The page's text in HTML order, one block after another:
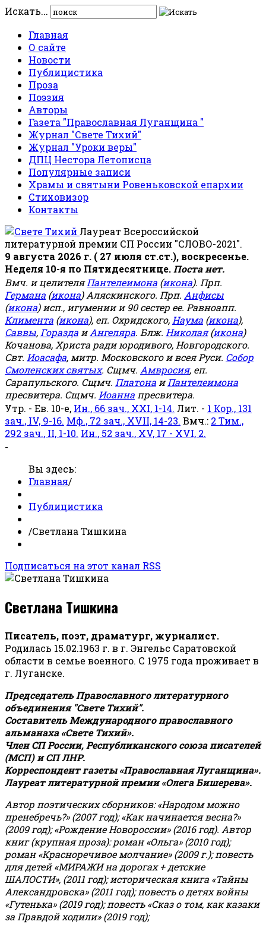
Искать...
Главная
О сайте
Новости
Публицистика
Проза
Поэзия
Авторы
Газета "Православная Луганщина "
Журнал "Свете Тихий"
Журнал "Уроки веры"
ДПЦ Нестора Летописца
Популярные записи
Храмы и святыни Ровеньковской епархии
Стиховизор
Контакты
Лауреат Всероссийской
литературной премии СП России "СЛОВО-2021".
9 августа 2026 г. ( 27 июля ст.ст.), воскресенье.
Неделя 10-я по Пятидесятнице. Поста нет.
Вмч. и целителяПантелеимона (икона). Прп.
Германа (икона) Аляскинского. Прп. Анфисы
(икона) исп., игумении и 90 сестер ее. Равноапп.
Климента (икона), еп. Охридского, Наума (икона),
Саввы, Горазда иАнгеляра. Блж. Николая(икона)
Кочанова, Христа ради юродивого, Новгородского.
Свт. Иоасафа, митр. Московского и всея Руси. Собор
Смоленских святых. Сщмч. Амвросия, еп.
Сарапульского. Сщмч. Платона иПантелеимона
пресвитера. Сщмч. Иоанна пресвитера.
Утр. - Ев. 10-е, Ин., 66 зач., XXI, 1-14. Лит. - 1 Кор., 131
зач., IV, 9-16. Мф., 72 зач., XVII, 14-23. Вмч.: 2 Тим.,
292 зач., II, 1-10. Ин., 52 зач., XV, 17 - XVI, 2.
-
Вы здесь:
Главная/
Публицистика
/Светлана Тишкина
Подписаться на этот канал RSS
Светлана Тишкина
Писатель, поэт, драматург, журналист.
Родилась 15.02.1963 г. в г. Энгельс Саратовской
области в семье военного. С 1975 года проживает в
г. Луганске.
Председатель Православного литературного
объединения "Свете Тихий".
Составитель Международного православного
альманаха «Свете Тихий».
Член СП России, Республиканского союза писателей
(МСП) и СП ЛНР.
Корреспондент газеты «Православная Луганщина».
Лауреат литературной премии «Олега Бишерева».
Автор поэтических сборников: «Народом можно
пренебречь?» (2007 год); «Как начинается весна?»
(2009 год); «Рождение Новороссии» (2016 год). Автор
книг (крупная проза): роман «Ольга» (2010 год);
роман «Красноречивое молчание» (2009 г.); повесть
для детей «МИРАЖИ на дорогах + детские
ШАЛОСТИ», (2011 год); историческая книга «Тайны
Александровска» (2011 год); повесть о детях войны
«Гутенька» (2019 год); повесть «Сказ о том, как казаки
за Правдой ходили» (2019 год);